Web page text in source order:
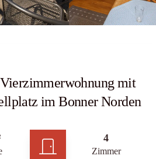
mit
im Bonner Norden
4
Zimmer